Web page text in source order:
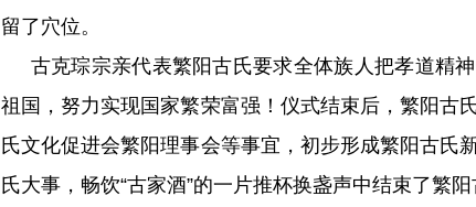
留了穴位。
古克琮宗亲代表繁阳古氏要求全体族人把孝道精
祖国，努力实现国家繁荣富强！仪式结束后，繁阳古
氏文化促进会繁阳理事会等事宜，初步形成繁阳古氏
氏大事，畅饮“古家酒”的一片推杯换盏声中结束了繁阳